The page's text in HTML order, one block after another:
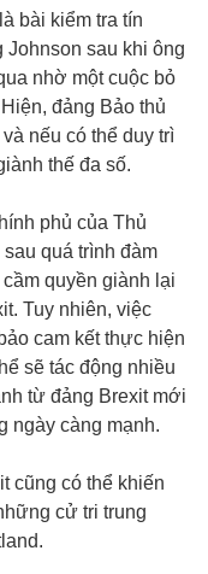
bài kiểm tra tín
sau khi ông
nhờ một cuộc bỏ
đảng Bảo thủ
nếu có thể duy trì
thế đa số.
phủ của Thủ
quá trình đàm
quyền giành lại
Tuy nhiên, việc
cam kết thực hiện
sẽ tác động nhiều
từ đảng Brexit mới
ngày càng mạnh.
cũng có thể khiến
cử tri trung